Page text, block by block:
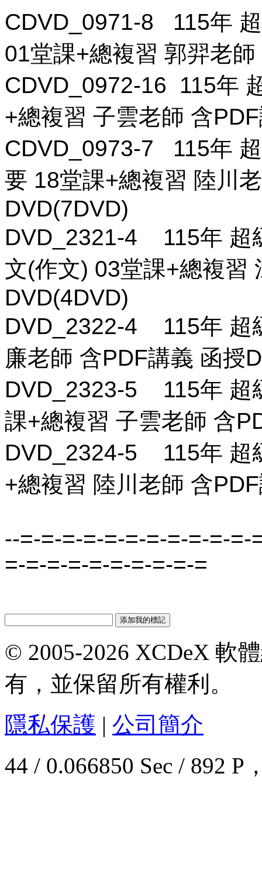
CDVD_0971-8 115年
01堂課+總複習 郭羿老
CDVD_0972-16 115年
+總複習 子雲老師 含
CDVD_0973-7 115年
要 18堂課+總複習 陸川
DVD(7DVD)
DVD_2321-4 115年 超
文(作文) 03堂課+總複習
DVD(4DVD)
DVD_2322-4 115年 超
廉老師 含PDF講義 函授
DVD_2323-5 115年 超
課+總複習 子雲老師 含
DVD_2324-5 115年 超
+總複習 陸川老師 含
--=-=-=-=-=-=-=-=-=-=-
=-=-=-=-=-=-=-=-=-=
© 2005-2026 XCDeX 軟
有，並保留所有權利。
隱私保護 | 公司簡介
44 / 0.066850 Sec / 892